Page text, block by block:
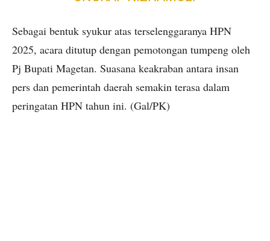
Sebagai bentuk syukur atas terselenggaranya HPN
2025, acara ditutup dengan pemotongan tumpeng oleh
Pj Bupati Magetan. Suasana keakraban antara insan
pers dan pemerintah daerah semakin terasa dalam
peringatan HPN tahun ini. (Gal/PK)